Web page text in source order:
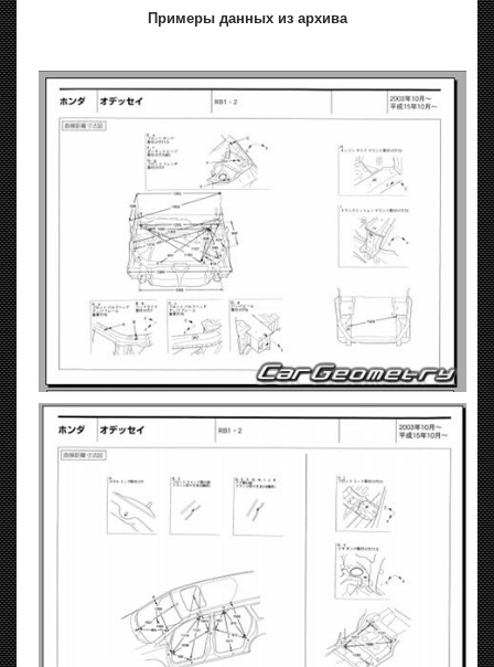
Примеры данных из архива